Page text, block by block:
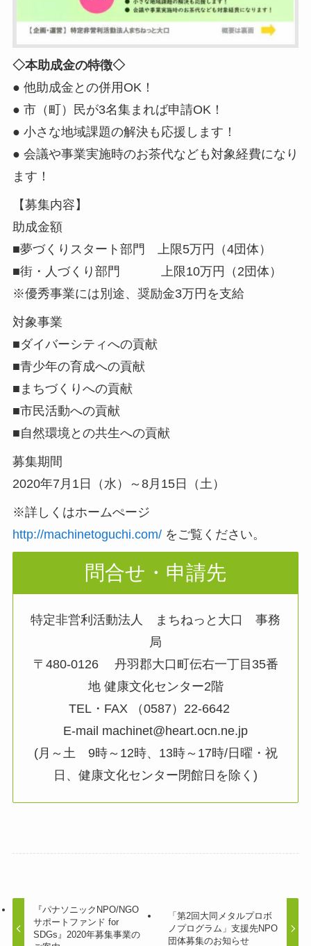
◇本助成金の特徴◇
● 他助成金との併用OK！
● 市（町）民が3名集まれば申請OK！
● 小さな地域課題の解決も応援します！
● 会議や事業実施時のお茶代なども対象経費になり
ます！
【募集内容】
助成金額
■夢づくりスタート部門 上限5万円（4団体）
■街・人づくり部門 上限10万円（2団体）
※優秀事業には別途、奨励金3万円を支給
対象事業
■ダイバーシティへの貢献
■青少年の育成への貢献
■まちづくりへの貢献
■市民活動への貢献
■自然環境との共生への貢献
募集期間
2020年7月1日（水）～8月15日（土）
※詳しくはホームぺージ
http://machinetoguchi.com/をご覧ください。
問合せ・申請先
特定非営利活動法人 まちねっと大口 事務
局
〒480-0126 丹羽郡大口町伝右一丁目35番
地 健康文化センター2階
TEL・FAX （0587）22-6642
E‐mail machinet@heart.ocn.ne.jp
(月～土 9時～12時、13時～17時/日曜・祝
日、健康文化センター閉館日を除く)
『パナソニックNPO/NGO
サポートファンド for
SDGs』2020年募集事業の
「第2回大同メタルプロボ
ノプログラム」支援先NPO
団体募集のお知らせ